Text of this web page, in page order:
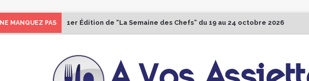
NE MANQUEZ PAS 1er Édition de “La Semaine des Chefs” du 19 au 24 octobre 2026